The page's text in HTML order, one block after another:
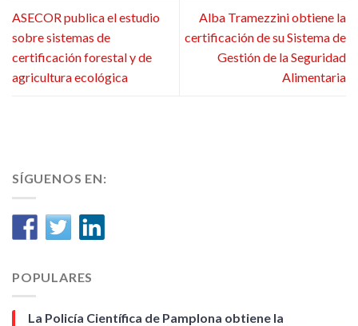
ASECOR publica el estudio
sobre sistemas de
certificación forestal y de
agricultura ecológica
Alba Tramezzini obtiene la
certificación de su Sistema de
Gestión de la Seguridad
Alimentaria
SÍGUENOS EN:
POPULARES
La Policía Científica de Pamplona obtiene la